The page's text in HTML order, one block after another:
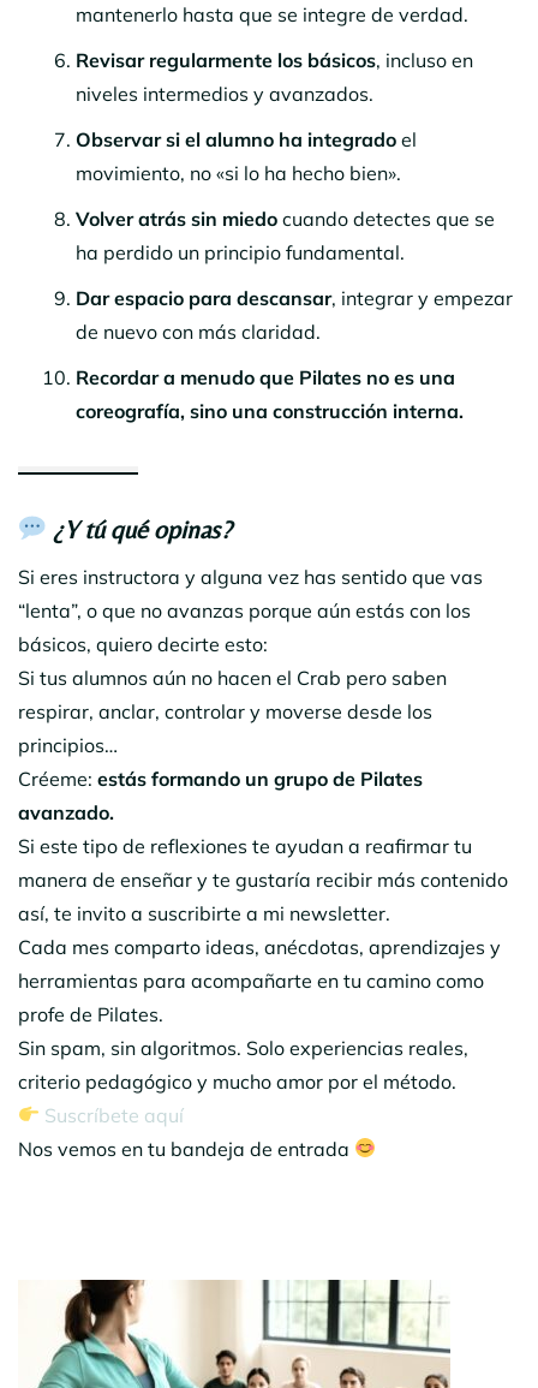
mantenerlo hasta que se integre de verdad.
Revisar regularmente los básicos, incluso en
niveles intermedios y avanzados.
Observar si el alumno ha integrado el
movimiento, no «si lo ha hecho bien».
Volver atrás sin miedo cuando detectes que se
ha perdido un principio fundamental.
Dar espacio para descansar, integrar y empezar
de nuevo con más claridad.
Recordar a menudo que Pilates no es una
coreografía, sino una construcción interna.
¿Y tú qué opinas?
Si eres instructora y alguna vez has sentido que vas
“lenta”, o que no avanzas porque aún estás con los
básicos, quiero decirte esto:
Si tus alumnos aún no hacen el Crab pero saben
respirar, anclar, controlar y moverse desde los
principios…
Créeme: estás formando un grupo de Pilates
avanzado.
Si este tipo de reflexiones te ayudan a reafirmar tu
manera de enseñar y te gustaría recibir más contenido
así, te invito a suscribirte a mi newsletter.
Cada mes comparto ideas, anécdotas, aprendizajes y
herramientas para acompañarte en tu camino como
profe de Pilates.
Sin spam, sin algoritmos. Solo experiencias reales,
criterio pedagógico y mucho amor por el método.
Suscríbete aquí
Nos vemos en tu bandeja de entrada
Navegación
por